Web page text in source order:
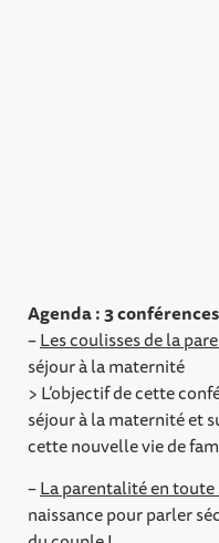
Agenda : 3
–Les coulisses de la
séjour à la maternité
> L’objectif de cette
séjour à la maternité et
cette nouvelle vie de
–La parentalité en
naissance pour parler